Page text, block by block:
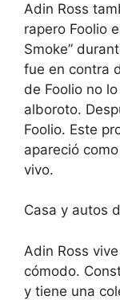
Adin Ross
rapero Foolio
Smoke”
fue en contra
de Foolio no
alboroto.
Foolio. Este
apareció
vivo.
Casa y autos
Adin Ross
cómodo.
y tiene una